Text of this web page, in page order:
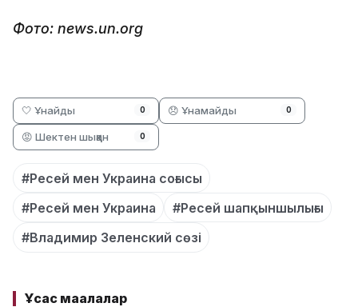
Фото: news.un.org
🤍 Ұнайды 0 😞 Ұнамайды 0
😡 Шектен шыққан 0
#Ресей мен Украина соғысы
#Ресей мен Украина
#Ресей шапқыншылығы
#Владимир Зеленский сөзі
Ұқсас мақалалар